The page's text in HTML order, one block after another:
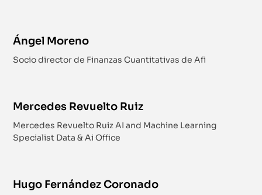
Ángel Moreno
Socio director de Finanzas Cuantitativas de Afi
Mercedes Revuelto Ruiz
Mercedes Revuelto Ruiz AI and Machine Learning
Specialist Data & Ai Office
Hugo Fernández Coronado